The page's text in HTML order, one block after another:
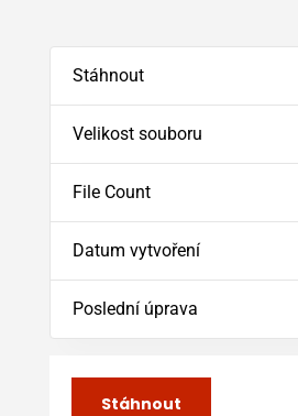
Stáhnout
Velikost souboru
File Count
Datum vytvoření
Poslední úprava
Stáhnout